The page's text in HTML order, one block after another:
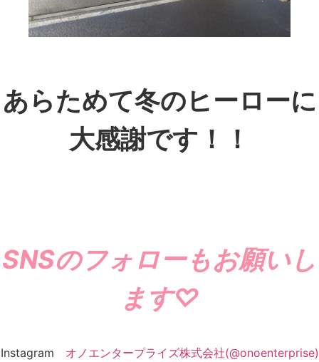
あらためて冬のヒーローに
大感謝です！！
SNSのフォローもお願いし
ます♡
Instagram オノエンタープライズ株式会社(@onoenterprise)